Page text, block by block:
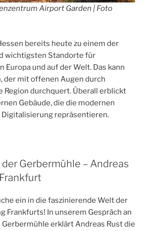
Airport Garden | Foto
bereits heute zu einem der
wichtigsten Standorte für
Europa und auf der Welt. Das kann
der mit offenen Augen durch
Region durchquert. Überall erblickt
Gebäude, die die modernen
repräsentieren.
Gerbermühle – Andreas
ein in die faszinierende Welt der
Frankfurts! In unserem Gespräch an
erklärt Andreas Rust die